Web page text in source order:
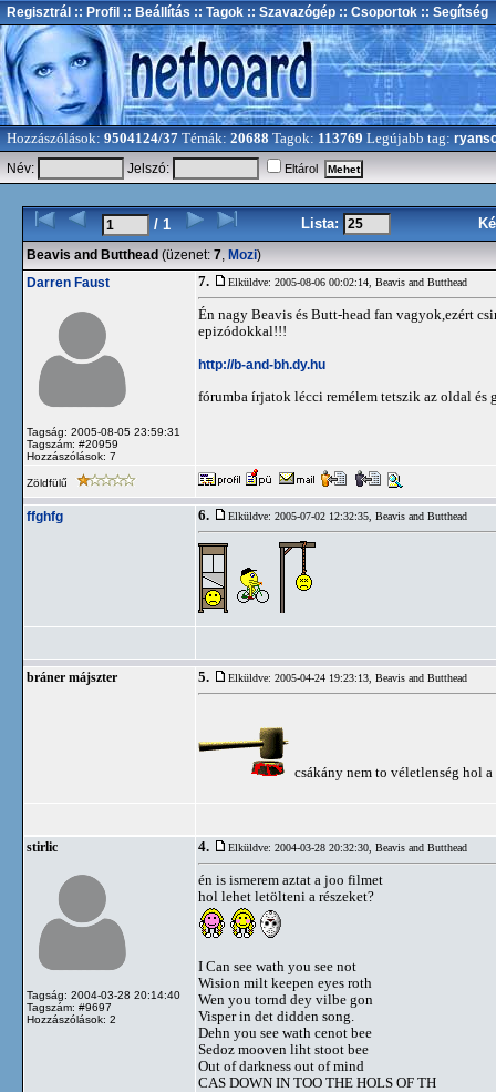
Regisztrál :: Profil :: Beállítás :: Tagok :: Szavazógép :: Csoportok :: Segítség
Hozzászólások: 9504124/37 Témák: 20688 Tagok: 113769 Legújabb tag:
Név:
Jelszó: Eltárol
/ 1 Lista:
Beavis and Butthead (üzenet: 7, Mozi)
Darren Faust
Tagság: 2005-08-05 23:59:31
Tagszám: #20959
Hozzászólások: 7
7. Elküldve: 2005-08-06 00:02:14, Beavis and Butthead
Én nagy Beavis és Butt-head fan vagyok,ezért
epizódokkal!!!
http://b-and-bh.dy.hu
fórumba írjatok lécci remélem tetszik az oldal
Zöldfülű
ffghfg 6. Elküldve: 2005-07-02 12:32:35, Beavis and Butthead
bráner májszter 5. Elküldve: 2005-04-24 19:23:13, Beavis and Butthead
csákány nem to véletlenség hol
stirlic
Tagság: 2004-03-28 20:14:40
Tagszám: #9697
Hozzászólások: 2
4. Elküldve: 2004-03-28 20:32:30, Beavis and Butthead
én is ismerem aztat a joo filmet
hol lehet letölteni a részeket?
I Can see wath you see not
Wision milt keepen eyes roth
Wen you tornd dey vilbe gon
Visper in det didden song.
Dehn you see wath cenot bee
Sedoz mooven liht stoot bee
Out of darkness out of mind
CAS DOWN IN TOO THE HOLS OF TH